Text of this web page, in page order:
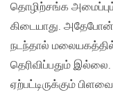
தொழிற்சங்க
கிடையாது.
நடந்தால்
தெரிவிப்பதும்
ஏற்பட்டிருக்கும்